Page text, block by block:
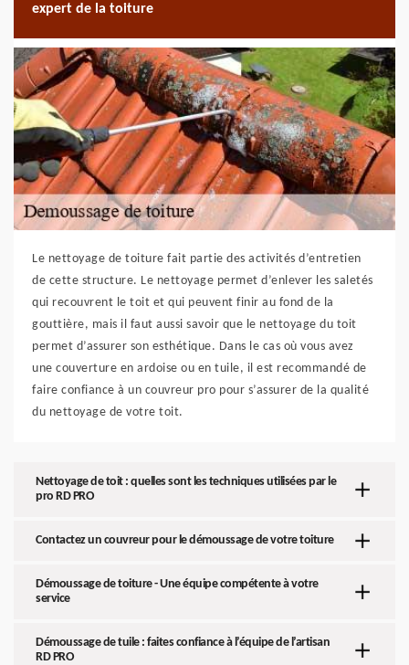
expert de la toiture
Le nettoyage de toiture fait partie des activités d’entretien
de cette structure. Le nettoyage permet d’enlever les saletés
qui recouvrent le toit et qui peuvent finir au fond de la
gouttière, mais il faut aussi savoir que le nettoyage du toit
permet d’assurer son esthétique. Dans le cas où vous avez
une couverture en ardoise ou en tuile, il est recommandé de
faire confiance à un couvreur pro pour s’assurer de la qualité
du nettoyage de votre toit.
Nettoyage de toit : quelles sont les techniques utilisées par le
pro RD PRO
Contactez un couvreur pour le démoussage de votre toiture
Démoussage de toiture - Une équipe compétente à votre
service
Démoussage de tuile : faites confiance à l’équipe de l’artisan
RD PRO